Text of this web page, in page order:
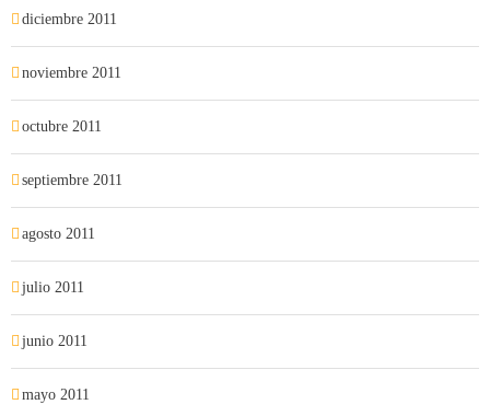
diciembre 2011
noviembre 2011
octubre 2011
septiembre 2011
agosto 2011
julio 2011
junio 2011
mayo 2011